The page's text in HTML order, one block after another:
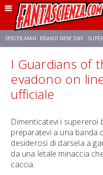
SPIDER-MAN: BRAND NEW DAY
FRANCO RICCIARDIELLO ZENDAYA
I Guardians of
evadono on
ufficiale
Dimenticatevi i supereroi
preparatevi a una banda
desiderosi di darsela a
da una letale minaccia
caccia.